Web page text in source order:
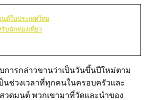
ต์ในประเทศไทย
บนักท่องเที่ยว
การกล่าวขานว่าเป็นวันขึ้นปีใหม่ตาม
นช่วงเวลาที่ทุกคนในครอบครัวและ
วดมนต์ พวกเขามาที่วัดและนำของ